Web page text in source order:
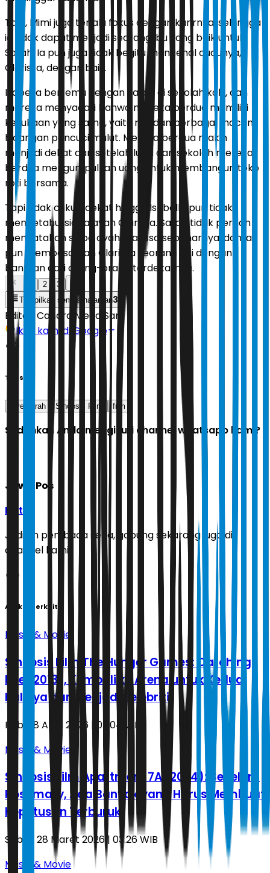
Tapi, Mimi juga terlalu fokus dengan karirnya, sehingga
ia tidak dapat menjadi seorang ibu yang baik untuk
Sarah. Ia pun juga tidak begitu mengenal cucunya,
Clarissa, dengan baik.
Isabella bertemu dengan Sarah di sekolah koki, dan
mereka menyadari bahwa mereka berdua memiliki
kesukaan yang sama, yaitu roti dan berbagai macam
hidangan pencuci mulut. Mereka berdua makin
menjadi dekat dan setelah lulus dari sekolah mereka
berdua mengumpulkan uang untuk membangun toko
roti bersama.
Tapi tidak cukup dekat hingga Isabella pun tidak
mengetahui siapa ayah Clarissa. Sarah tidak pernah
mengatakan siapa ayah Clarissa sebenarnya, dan ia
pun membesarkan Clarissa seorang diri dengan
bantuan dari orang-orang terdekatnya.
2
3
Tampilkan semua halaman3
Editor: Candra Mega Sari
Ikuti kami di Google
Tags
love sarah Sinopsis Film film
Sudahkah Anda mengikuti channel whatsapp kami?
Jawa Pos
Ikuti
Jadilah pembaca setia, gabung sekarang juga di
channel kami!
Artikel Terkait
Music & Movie
Sinopsis Film The Hunger Games: Catching
Fire (2013), Kembali ke Arena untuk Kedua
Kalinya dan Menjadi Selebriti
Rabu, 8 April 2026 | 02.04 WIB
Music & Movie
Sinopsis Film Apartment 7A (2024): Sebelum
Rosemary, Ada Banyak yang Harus Membuat
Keputusan Terburuk
Sabtu, 28 Maret 2026 | 03.26 WIB
Music & Movie